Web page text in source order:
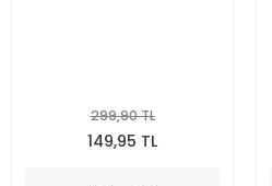
299,90 TL
149,95 TL